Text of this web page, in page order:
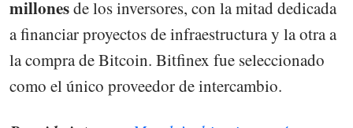
millonesde los inversores, con la mitad dedicada
a financiar proyectos de infraestructura y la otra a
la compra de Bitcoin. Bitfinex fue seleccionado
como el único proveedor de intercambio.